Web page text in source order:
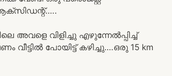
വിളിച്ചു എഴുന്നേൽപ്പിച്ച്
പോയിട്ട് കഴിച്ചു….ഒരു 15 km